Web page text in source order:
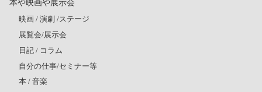
本や映画や展示会
映画 / 演劇 /ステージ
展覧会/展示会
日記 / コラム
自分の仕事/セミナー等
本 / 音楽